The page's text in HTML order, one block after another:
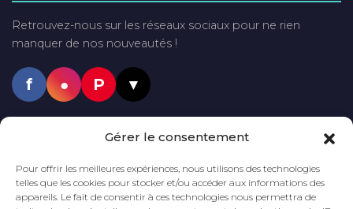
Gérer le consentement
Pour offrir les meilleures expériences, nous utilisons des technologies
telles que les cookies pour stocker et/ou accéder aux informations des
appareils. Le fait de consentir à ces technologies nous permettra de
Retrouvez-nous sur les réseaux sociaux pour ne rien
manquer de nos nouveautés !
f ● P ▼